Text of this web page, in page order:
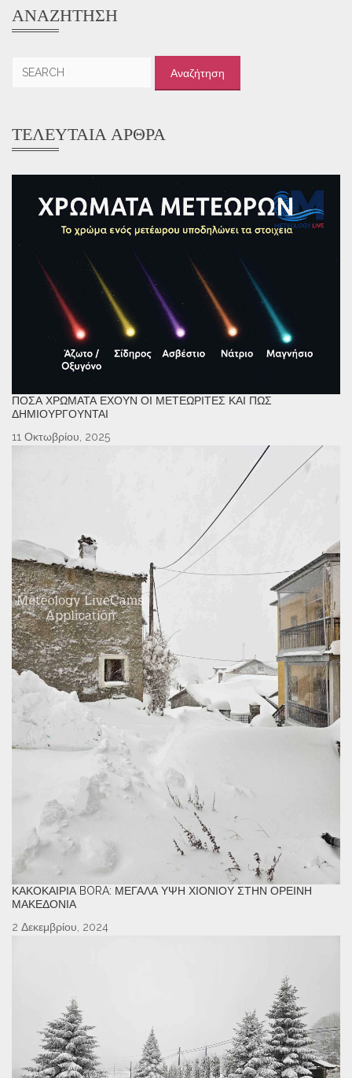
ΑΝΑΖΉΤΗΣΗ
ΤΕΛΕΥΤΑΊΑ ΆΡΘΡΑ
ΠΌΣΑ ΧΡΏΜΑΤΑ ΈΧΟΥΝ ΟΙ ΜΕΤΕΩΡΊΤΕΣ ΚΑΙ ΠΏΣ
ΔΗΜΙΟΥΡΓΟΎΝΤΑΙ
11 Οκτωβρίου, 2025
ΚΑΚΟΚΑΙΡΊΑ BORA: ΜΕΓΆΛΑ ΎΨΗ ΧΙΟΝΙΟΎ ΣΤΗΝ ΟΡΕΙΝΉ
ΜΑΚΕΔΟΝΊΑ
2 Δεκεμβρίου, 2024